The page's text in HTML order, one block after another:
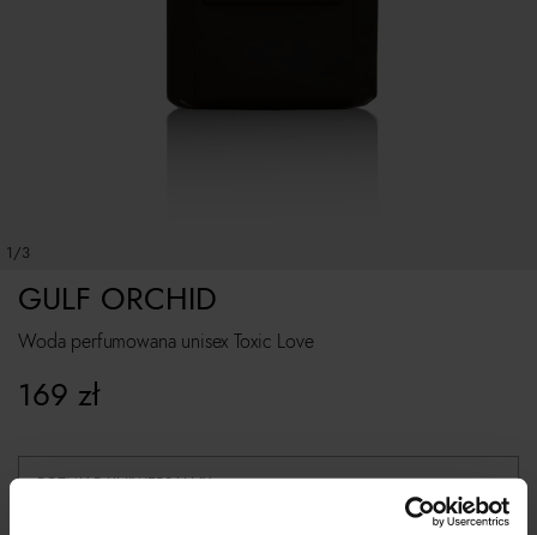
1/3
Woda perfumowana unisex Toxic Love
GULF ORCHID
169 zł
ROZMIAR UNIWERSALNY